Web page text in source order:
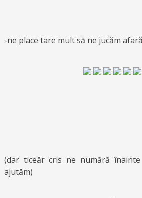
-ne place tare mult să ne jucăm
(dar ticeăr cris ne numără
ajutăm)